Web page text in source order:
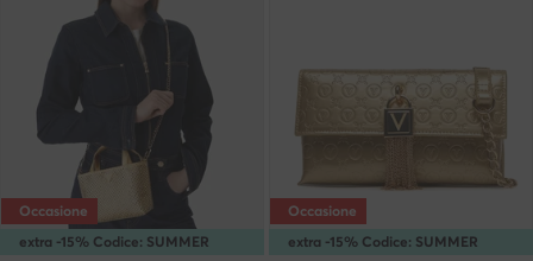
extra -15% Codice: SUMMER
Occasione
extra -15% Codice: SUMMER
Occasione